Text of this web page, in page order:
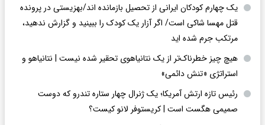
یک چهارم کودکان ایرانی از تحصیل بازمانده اند/بهزیستی در پرونده
قتل مهسا شاکی است/ اگر آزار یک کودک را ببینید و گزارش ندهید،
مرتکب جرم شده اید
هیچ چیز خطرناک‌تر از یک نتانیاهوی تحقیر شده نیست | نتانیاهو و
استراتژی «تنش دائمی»
رئیس تازه ارتش آمریکا؛ یک ژنرال چهار ستاره تندرو که دوست
صمیمی هگست است | کریستوفر لانو کیست؟